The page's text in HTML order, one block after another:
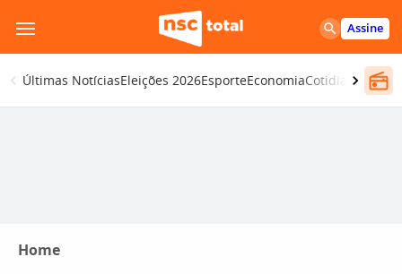
para
o
conteúdo
Assine
Últimas NotíciasEleições 2026EsporteEconomiaCotidiano
Home